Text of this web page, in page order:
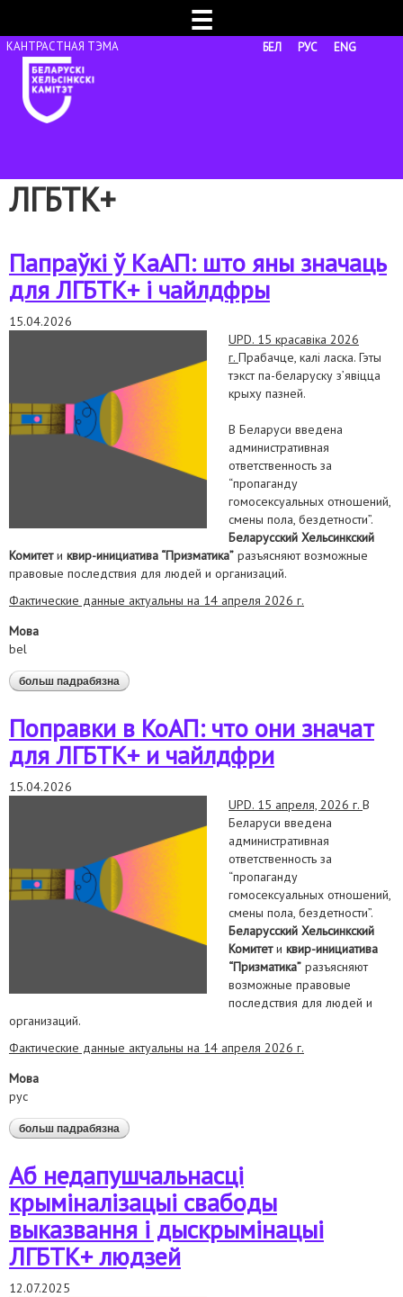
☰
БЕЛ РУС ENG
ЛГБТК+
Папраўкі ў КаАП: што яны значаць
для ЛГБТК+ і чайлдфры
15.04.2026
UPD. 15 красавіка 2026
г. Прабачце, калі ласка. Гэты
тэкст па-беларуску з’явіцца
крыху пазней.
В Беларуси введена
административная
ответственность за
“пропаганду
гомосексуальных отношений,
смены пола, бездетности”.
Беларусский Хельсинкский
Комитети квир-инициатива “Призматика” разъясняют возможные
правовые последствия для людей и организаций.
Фактические данные актуальны на 14 апреля 2026 г.
Мова
bel
больш падрабязна аб папраўкі ў каап: што яны значаць для лгбтк+ і
чайлдфры
Поправки в КоАП: что они значат
для ЛГБТК+ и чайлдфри
15.04.2026
UPD. 15 апреля, 2026 г. В
Беларуси введена
административная
ответственность за
“пропаганду
гомосексуальных отношений,
смены пола, бездетности”.
Беларусский Хельсинкский
Комитети квир-инициатива
“Призматика” разъясняют
возможные правовые
последствия для людей и
организаций.
Фактические данные актуальны на 14 апреля 2026 г.
Мова
рус
больш падрабязна аб поправки в коап: что они значат для лгбтк+ и
чайлдфри
Аб недапушчальнасці
крыміналізацыі свабоды
выказвання і дыскрымінацыі
ЛГБТК+ людзей
12.07.2025